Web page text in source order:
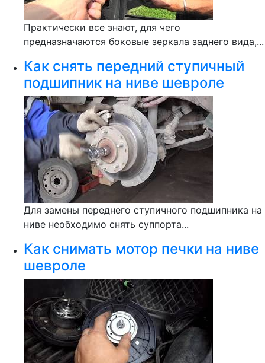
Практически все знают, для чего
предназначаются боковые зеркала заднего вида,...
Как снять передний ступичный
подшипник на ниве шевроле
Для замены переднего ступичного подшипника на
ниве необходимо снять суппорта...
Как снимать мотор печки на ниве
шевроле